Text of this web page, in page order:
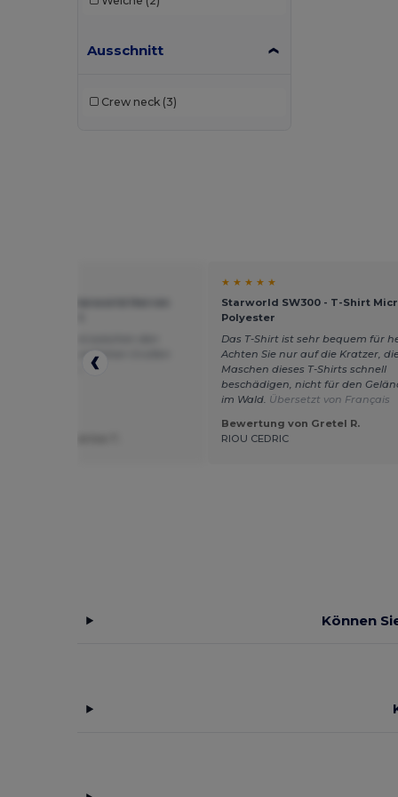
Skinnifit (21)
(1)
Ausschnitt
Crew neck (3)
Danke Mit freundlichen Grüßen
★ ★ ★ ★ ★
Starworld SW300 - T-Shirt
Polyester
Das T-Shirt ist sehr bequem für
Achten Sie nur auf die Kratzer,
Maschen dieses T-Shirts schnell
beschädigen, nicht für den
im Wald. Übersetzt von Français
Bewertung von Gretel R.
RIOU CEDRIC
Können